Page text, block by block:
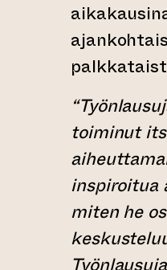
toiminut
inspiroitua
miten he